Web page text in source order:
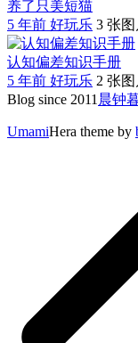
养了只美短猫
5 年前 好玩乐 3 张
认知偏差知识手册
5 年前 好玩乐 2 张
Blog since 2011 晨钟
UmamiHera theme by